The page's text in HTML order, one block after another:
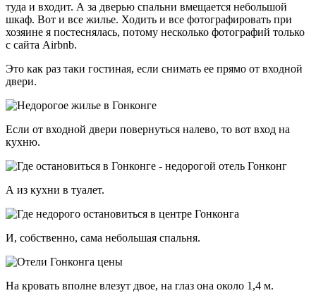
туда и входит. А за дверью спальни вмещается небольшой
шкаф. Вот и все жилье. Ходить и все фотографировать при
хозяине я постеснялась, потому несколько фотографий только
с сайта Airbnb.
Это как раз таки гостиная, если снимать ее прямо от входной
двери.
Если от входной двери повернуться налево, то вот вход на
кухню.
А из кухни в туалет.
И, собственно, сама небольшая спальня.
На кровать вполне влезут двое, на глаз она около 1,4 м.